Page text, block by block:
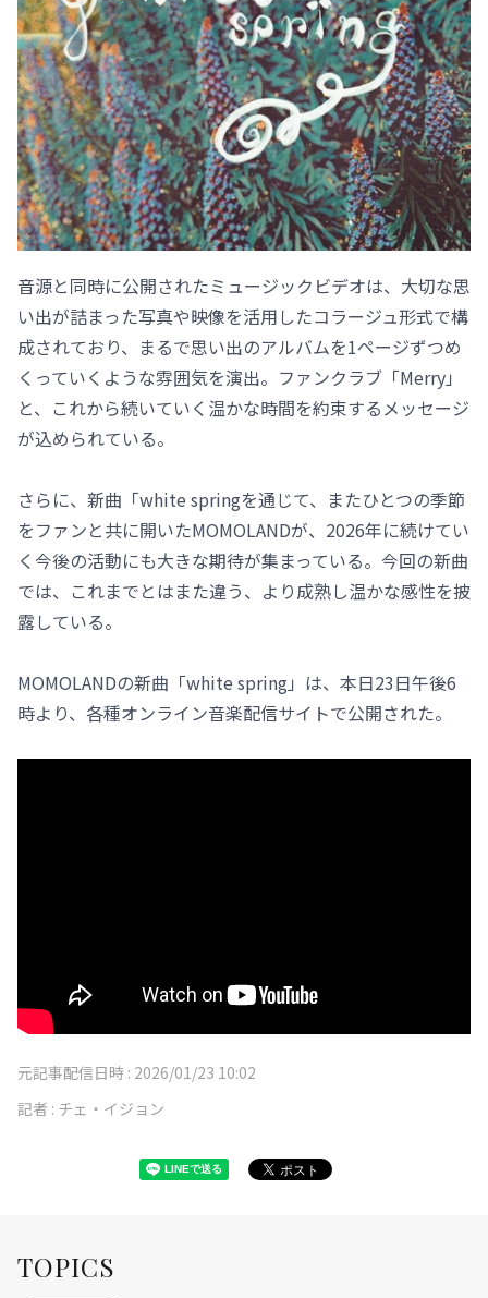
音源と同時に公開されたミュージックビデオは、大切な思
い出が詰まった写真や映像を活用したコラージュ形式で構
成されており、まるで思い出のアルバムを1ページずつめ
くっていくような雰囲気を演出。ファンクラブ「Merry」
と、これから続いていく温かな時間を約束するメッセージ
が込められている。
さらに、新曲「white springを通じて、またひとつの季節
をファンと共に開いたMOMOLANDが、2026年に続けてい
く今後の活動にも大きな期待が集まっている。今回の新曲
では、これまでとはまた違う、より成熟し温かな感性を披
露している。
MOMOLANDの新曲「white spring」は、本日23日午後6
時より、各種オンライン音楽配信サイトで公開された。
元記事配信日時 : 2026/01/23 10:02
記者 : チェ・イジョン
TOPICS